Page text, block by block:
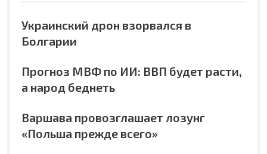
Украинский дрон взорвался в
Болгарии
Прогноз МВФ по ИИ: ВВП будет расти,
а народ беднеть
Варшава провозглашает лозунг
«Польша прежде всего»